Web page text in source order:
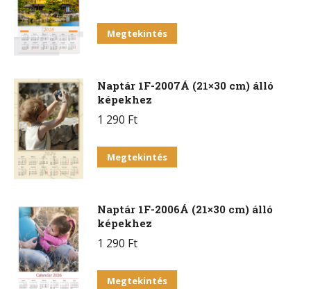
Megtekintés
Naptár 1F-2007Á (21×30 cm) álló
képekhez
1 290 Ft
Megtekintés
Naptár 1F-2006Á (21×30 cm) álló
képekhez
1 290 Ft
Megtekintés